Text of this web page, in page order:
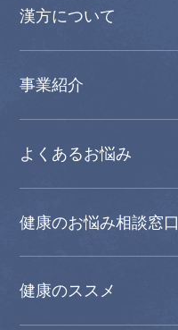
漢方について
事業紹介
よくあるお悩み
健康のお悩み相談窓口
健康のススメ